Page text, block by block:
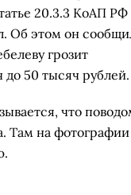
20.3.3 КоАП РФ
Об этом он
грозит
50 тысяч рублей.
что
Там на